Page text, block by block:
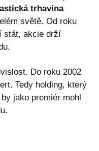
trhavina
světě. Od roku
stát, akcie drží
Do roku 2002
Tedy holding, který
jako premiér mohl